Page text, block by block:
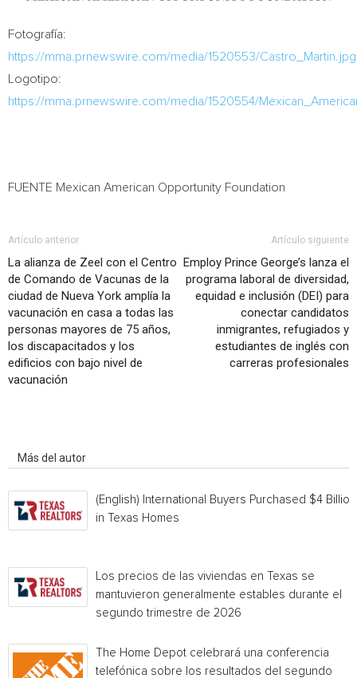
Fotografía:
https://mma.prnewswire.com/media/1520553/Castro_Martin.jpg
Logotipo:
https://mma.prnewswire.com/media/1520554/
FUENTE Mexican American Opportunity Foundation
Artículo anterior
La alianza de Zeel con el Centro
de Comando de Vacunas de la
ciudad de Nueva York amplía la
vacunación en casa a todas las
personas mayores de 75 años,
los discapacitados y los
edificios con bajo nivel de
vacunación
Artículo siguiente
Employ Prince George’s lanza el
programa laboral de diversidad,
equidad e inclusión (DEI) para
conectar candidatos
inmigrantes, refugiados y
estudiantes de inglés con
carreras profesionales
Más del autor
(English) International Buyers Purchased $4 Billion
in Texas Homes
Los precios de las viviendas en Texas se
mantuvieron generalmente estables durante el
segundo trimestre de 2026
The Home Depot celebrará una conferencia
telefónica sobre los resultados del segundo